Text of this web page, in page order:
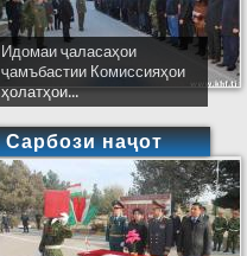
Идомаи ҷаласаҳои
ҷамъбастии Комиссияҳои
ҳолатҳои...
Сарбози наҷот